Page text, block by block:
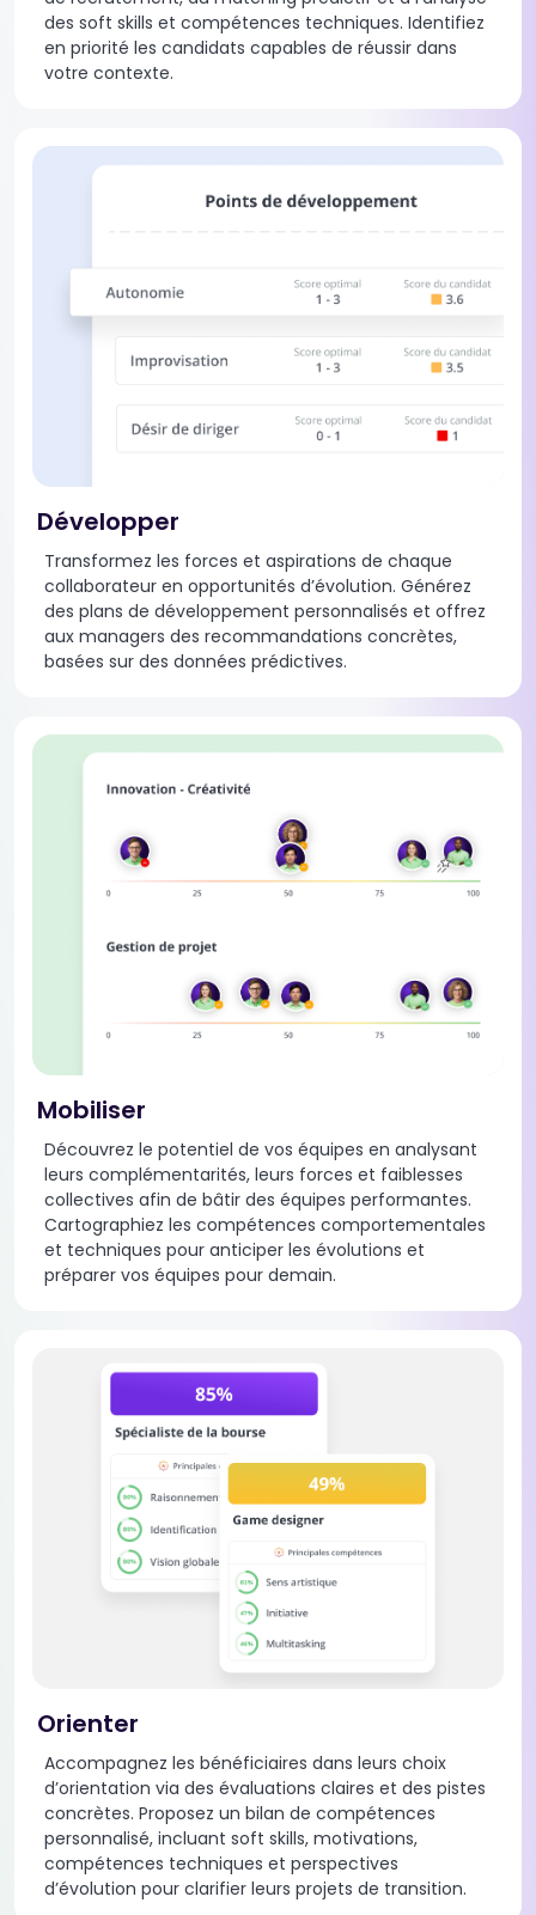
des soft skills et compétences techniques. Identifiez
en priorité les candidats capables de réussir dans
votre contexte.
Développer
Transformez les forces et aspirations de chaque
collaborateur en opportunités d’évolution. Générez
des plans de développement personnalisés et offrez
aux managers des recommandations concrètes,
basées sur des données prédictives.
Mobiliser
Découvrez le potentiel de vos équipes en analysant
leurs complémentarités, leurs forces et faiblesses
collectives afin de bâtir des équipes performantes.
Cartographiez les compétences comportementales
et techniques pour anticiper les évolutions et
préparer vos équipes pour demain.
Orienter
Accompagnez les bénéficiaires dans leurs choix
d’orientation via des évaluations claires et des pistes
concrètes. Proposez un bilan de compétences
personnalisé, incluant soft skills, motivations,
compétences techniques et perspectives
d’évolution pour clarifier leurs projets de transition.